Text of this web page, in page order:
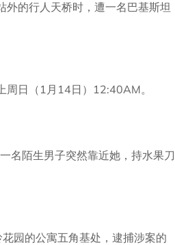
外的行人天桥时，遭一名巴基斯坦
周日（1月14日）12:40AM。
名陌生男子突然靠近她，持水果刀
园的公寓五角基处，逮捕涉案的